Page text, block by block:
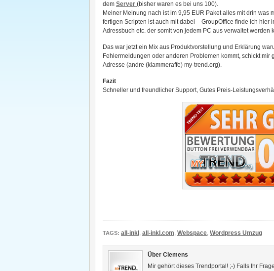
dem Server (bisher waren es bei uns 100).
Meiner Meinung nach ist im 9,95 EUR Paket alles mit drin was
fertigen Scripten ist auch mit dabei – GroupOffice finde ich hier
Adressbuch etc. der somit von jedem PC aus verwaltet werden
Das war jetzt ein Mix aus Produktvorstellung und Erklärung
Fehlermeldungen oder anderen Problemen kommt, schickt mir
Adresse (andre (klammeraffe) my-trend.org).
Fazit
Schneller und freundlicher Support, Gutes Preis-
TAGS: all-inkl , all-inkl.com, Webspace, Wordpress Umzug
Über Clemens
Mir gehört dieses Trendportal! ;-) Falls Ihr